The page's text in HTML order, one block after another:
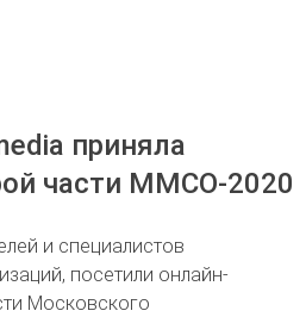
приняла
части ММСО-2020
и специалистов
посетили онлайн-
Московского